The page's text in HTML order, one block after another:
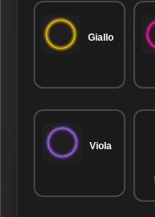
Giallo
Viola